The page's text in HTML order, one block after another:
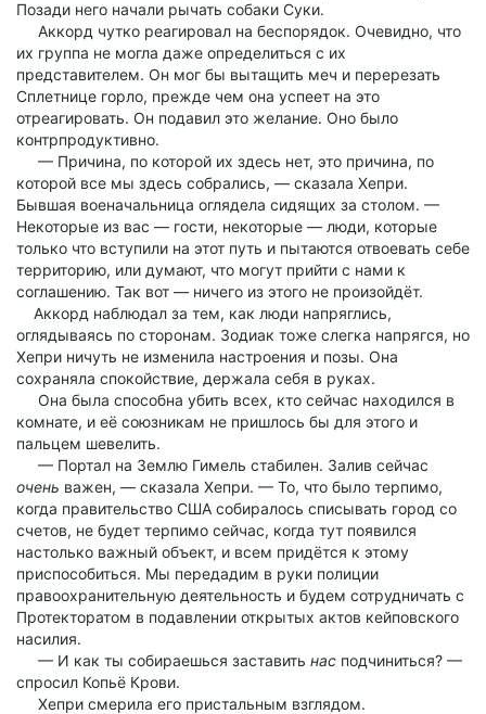
Позади него начали рычать собаки Суки.
Аккорд чутко реагировал на беспорядок. Очевидно, что
их группа не могла даже определиться с их
представителем. Он мог бы вытащить меч и перерезать
Сплетнице горло, прежде чем она успеет на это
отреагировать. Он подавил это желание. Оно было
контрпродуктивно.
— Причина, по которой их здесь нет, это причина, по
которой все мы здесь собрались, — сказала Хепри.
Бывшая военачальница оглядела сидящих за столом. —
Некоторые из вас — гости, некоторые — люди, которые
только что вступили на этот путь и пытаются отвоевать себе
территорию, или думают, что могут прийти с нами к
соглашению. Так вот — ничего из этого не произойдёт.
Аккорд наблюдал за тем, как люди напряглись,
оглядываясь по сторонам. Зодиак тоже слегка напрягся, но
Хепри ничуть не изменила настроения и позы. Она
сохраняла спокойствие, держала себя в руках.
Она была способна убить всех, кто сейчас находился в
комнате, и её союзникам не пришлось бы для этого и
пальцем шевелить.
— Портал на Землю Гимель стабилен. Залив сейчас
очень важен, — сказала Хепри. — То, что было терпимо,
когда правительство США собиралось списывать город со
счетов, не будет терпимо сейчас, когда тут появился
настолько важный объект, и всем придётся к этому
приспособиться. Мы передадим в руки полиции
правоохранительную деятельность и будем сотрудничать с
Протекторатом в подавлении открытых актов кейповского
насилия.
— И как ты собираешься заставить нас подчиниться? —
спросил Копьё Крови.
Хепри смерила его пристальным взглядом.